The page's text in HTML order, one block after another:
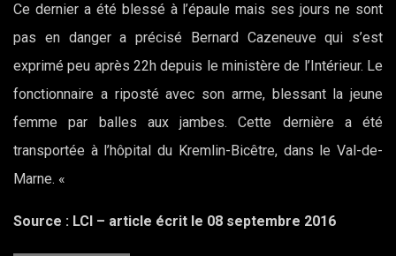
Ce dernier a été blessé à l’épaule mais ses jours ne sont
pas en danger a précisé Bernard Cazeneuve qui s’est
exprimé peu après 22h depuis le ministère de l’Intérieur. Le
fonctionnaire a riposté avec son arme, blessant la jeune
femme par balles aux jambes. Cette dernière a été
transportée à l’hôpital du Kremlin-Bicêtre, dans le Val-de-
Marne. «
Source : LCI – article écrit le 08 septembre 2016